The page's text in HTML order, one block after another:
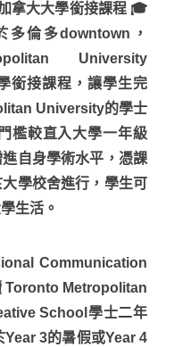
拿大大學銜接課程 🎓
倫多downtown，
University
銜接課程，讓學生完
University的學士
檻較直入大學一年級
自身學術水平，憑課
學校舍進行，學生可
生活。
Communication
Toronto Metropolitan
School學士二年
3的暑假或Year 4